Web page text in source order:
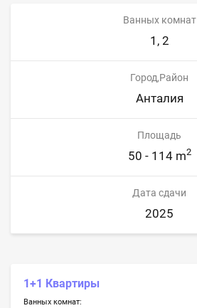
Ванных комнат
1, 2
Город,Район
Анталия
Площадь
50 - 114 m2
Дата сдачи
2025
1+1 Квартиры
Ванных комнат: